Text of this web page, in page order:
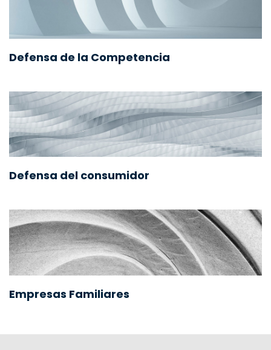
Defensa de la Competencia
Defensa del consumidor
Empresas Familiares